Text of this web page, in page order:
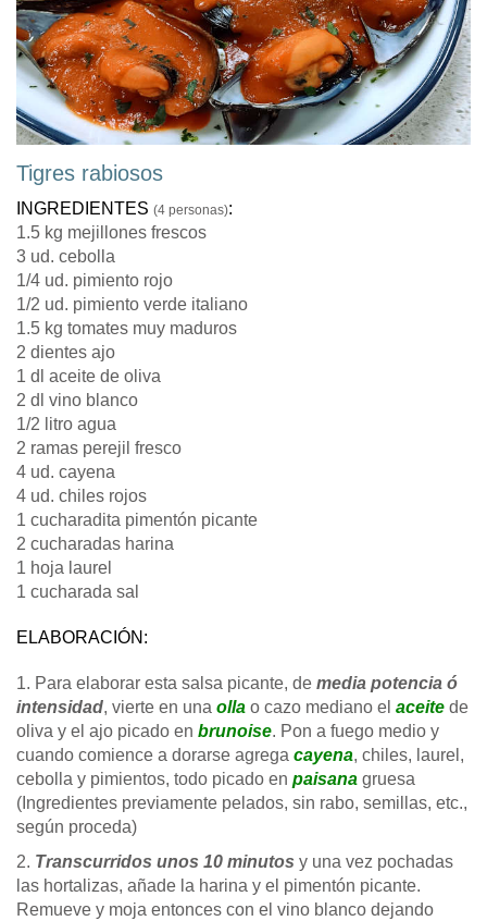
Tigres rabiosos
INGREDIENTES (4 personas):
1.5 kg mejillones frescos
3 ud. cebolla
1/4 ud. pimiento rojo
1/2 ud. pimiento verde italiano
1.5 kg tomates muy maduros
2 dientes ajo
1 dl aceite de oliva
2 dl vino blanco
1/2 litro agua
2 ramas perejil fresco
4 ud. cayena
4 ud. chiles rojos
1 cucharadita pimentón picante
2 cucharadas harina
1 hoja laurel
1 cucharada sal
ELABORACIÓN:
1. Para elaborar esta salsa picante, de media potencia ó
intensidad, vierte en una olla o cazo mediano el aceite de
oliva y el ajo picado en brunoise. Pon a fuego medio y
cuando comience a dorarse agrega cayena, chiles, laurel,
cebolla y pimientos, todo picado en paisana gruesa
(Ingredientes previamente pelados, sin rabo, semillas, etc.,
según proceda)
2. Transcurridos unos 10 minutos y una vez pochadas
las hortalizas, añade la harina y el pimentón picante.
Remueve y moja entonces con el vino blanco dejando